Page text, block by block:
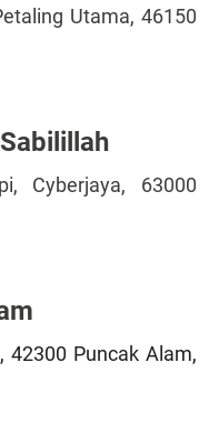
Utama, 46150
Cyberjaya, 63000
42300 Puncak Alam,